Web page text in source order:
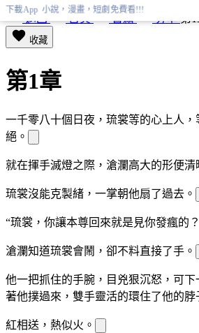
下載App 小說，漫畫，短劇免費看!!!
返回 首頁 書籍 分享 第
收藏
第1章
一千零八十個日夜，琉裳等的心上人，
絕 。
就在揮手滅燈之際，滄瀾高大的形便清
琉裳沒能克製緒，一掌朝他扇了過去。
“琉裳，你讓本尊回來就是見你發瘋的
滄瀾知道琉裳會鬧，卻不料直接了手。
他一把抓住的手腕，目 兇狠沉怒，可
著他撲過來，雙手靈活的環住了他的脖
紅相送，熱似火。